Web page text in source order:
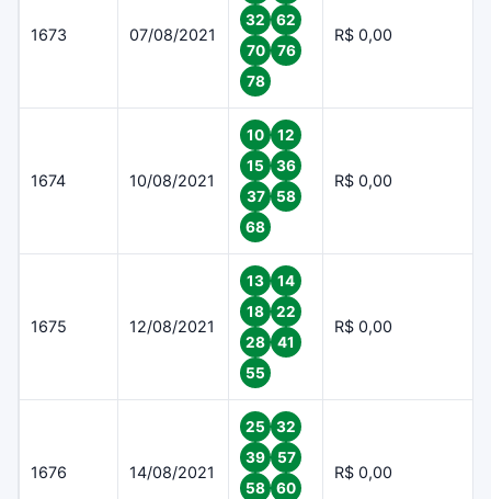
1673 07/08/2021
32
62
70
76
78
R$ 0,00
1674 10/08/2021
10
12
15
36
37
58
68
R$ 0,00
1675 12/08/2021
13
14
18
22
28
41
55
R$ 0,00
1676 14/08/2021
25
32
39
57
58
60
R$ 0,00